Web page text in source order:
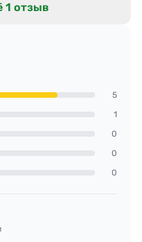
полностью,
1 отзыв
5
1
0
0
0